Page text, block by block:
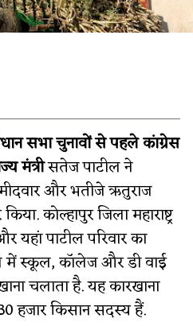
सभा चुनावों से पहले कांग्रेस
मंत्रीसतेज पाटील ने
और भतीजे ऋतुराज
कोल्हापुर जिला महाराष्ट्र
यहां पाटील परिवार का
में स्कूल, कॉलेज और डी वाई
चलाता है. यह कारखाना
हजार किसान सदस्य हैं.